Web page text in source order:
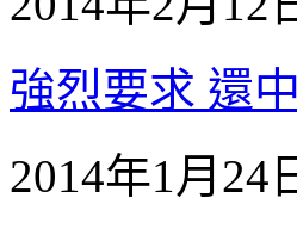
強烈要求 還
2014年1月24